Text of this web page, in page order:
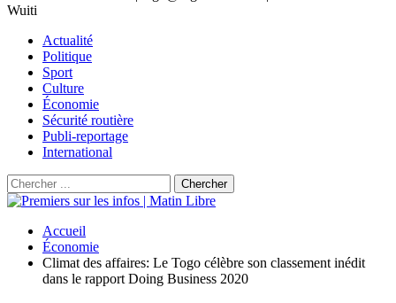
Wuiti
Actualité
Politique
Sport
Culture
Économie
Sécurité routière
Publi-reportage
International
Accueil
Économie
Climat des affaires: Le Togo célèbre son classement inédit
dans le rapport Doing Business 2020